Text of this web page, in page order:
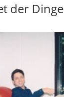
der Dinge